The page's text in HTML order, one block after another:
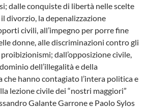
dalle conquiste di libertà nelle scelte
divorzio, la depenalizzazione
civili, all’impegno per porre fine
donne, alle discriminazioni contro gli
dall’opposizione civile,
dell’illegalità e della
hanno contagiato l’intera politica e
lezione civile dei “nostri maggiori”
Galante Garrone e Paolo Sylos